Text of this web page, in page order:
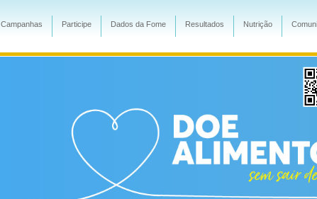
Campanhas Participe Dados da Fome Resultados Nutrição